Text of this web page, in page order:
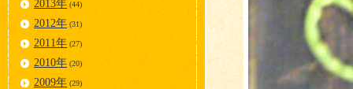
2013年 (44)
2012年 (31)
2011年 (27)
2010年 (20)
2009年 (29)